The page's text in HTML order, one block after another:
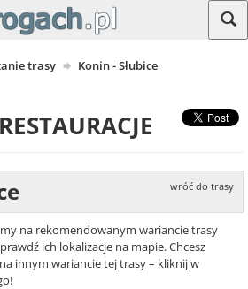
trasy
Konin - Słubice
wróć do trasy
na rekomendowanym wariancie trasy
ich lokalizacje na mapie. Chcesz
innym wariancie tej trasy – kliknij w